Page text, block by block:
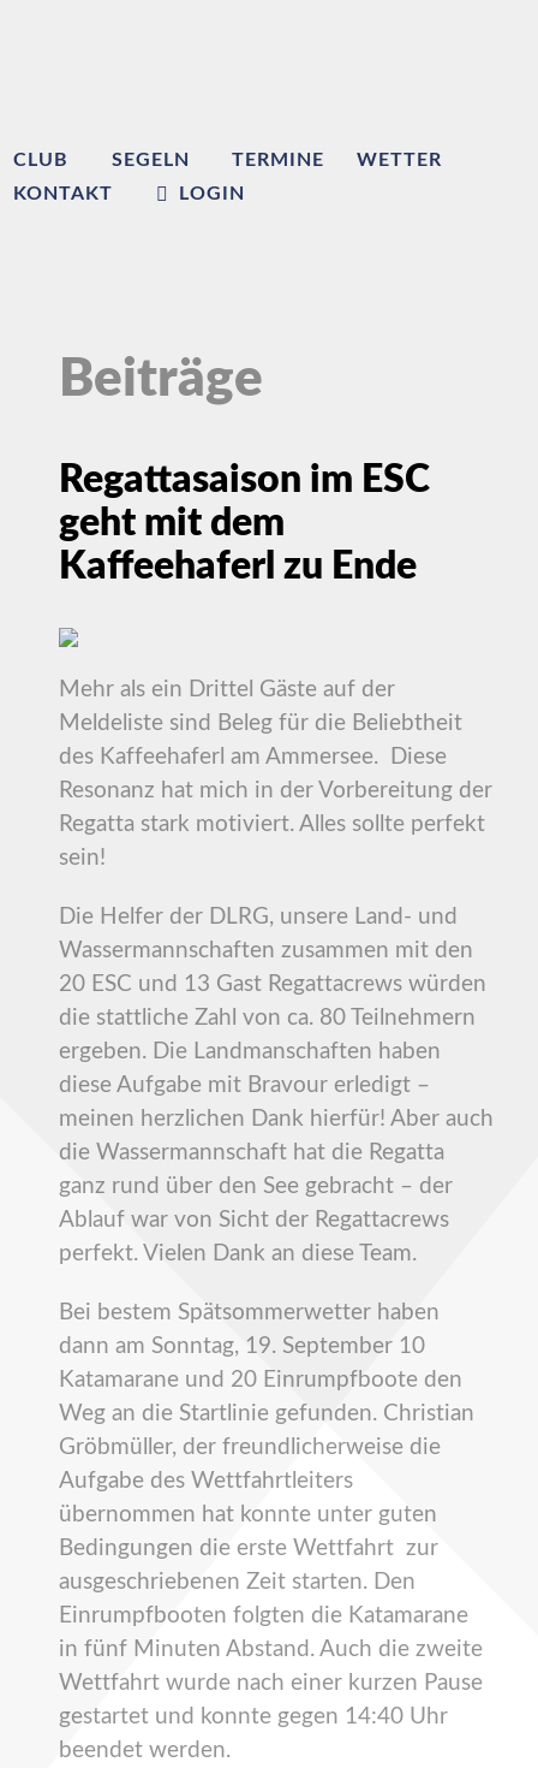
CLUB SEGELN TERMINE
WETTER
KONTAKT
LOGIN
Beiträge
Regattasaison im ESC
geht mit dem
Kaffeehaferl zu Ende
Mehr als ein Drittel Gäste auf der
Meldeliste sind Beleg für die Beliebtheit
des Kaffeehaferl am Ammersee. Diese
Resonanz hat mich in der Vorbereitung der
Regatta stark motiviert. Alles sollte perfekt
sein!
Die Helfer der DLRG, unsere Land- und
Wassermannschaften zusammen mit den
20 ESC und 13 Gast Regattacrews würden
die stattliche Zahl von ca. 80 Teilnehmern
ergeben. Die Landmanschaften haben
diese Aufgabe mit Bravour erledigt –
meinen herzlichen Dank hierfür! Aber auch
die Wassermannschaft hat die Regatta
ganz rund über den See gebracht – der
Ablauf war von Sicht der Regattacrews
perfekt. Vielen Dank an diese Team.
Bei bestem Spätsommerwetter haben
dann am Sonntag, 19. September 10
Katamarane und 20 Einrumpfboote den
Weg an die Startlinie gefunden. Christian
Gröbmüller, der freundlicherweise die
Aufgabe des Wettfahrtleiters
übernommen hat konnte unter guten
Bedingungen die erste Wettfahrt zur
ausgeschriebenen Zeit starten. Den
Einrumpfbooten folgten die Katamarane
in fünf Minuten Abstand. Auch die zweite
Wettfahrt wurde nach einer kurzen Pause
gestartet und konnte gegen 14:40 Uhr
beendet werden.